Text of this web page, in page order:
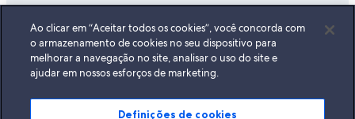
Documentos para viagens internacionais
Ao clicar em “Aceitar todos os cookies”, você concorda com
o armazenamento de cookies no seu dispositivo para
melhorar a navegação no site, analisar o uso do site e
ajudar em nossos esforços de marketing.
Definições de cookies